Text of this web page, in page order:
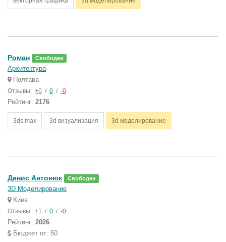
Роман Свободен
Архитектура
Полтава
Отзывы: +0 / 0 / -0
Рейтинг: 2176
3ds max 3d визуализация 3d моделирование
Денис Антонюк Свободен
3D Моделирование
Киев
Отзывы: +1 / 0 / -0
Рейтинг: 2026
Бюджет от: 50